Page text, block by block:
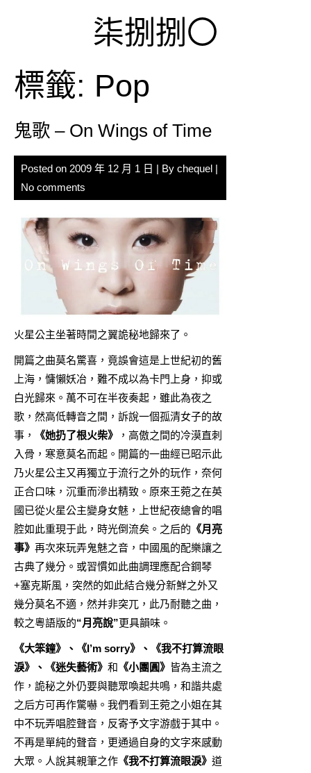
柒捌捌〇
標籤: Pop
鬼歌 – On Wings of Time
Posted on 2009 年 12 月 1 日 | By chequel |
No comments
火星公主坐著時間之翼詭秘地歸來了。
開篇之曲莫名驚喜，竟誤會這是上世紀初的舊
上海，慵懶妖冶，難不成以為卡門上身，抑或
白光歸來。萬不可在半夜奏起，雖此為夜之
歌，然高低轉音之間，訴說一個孤清女子的故
事，
《她扔了根火柴》
，高傲之間的冷漠直刺
入骨，寒意莫名而起。開篇的一曲經已昭示此
乃火星公主又再獨立于流行之外的玩作，奈何
正合口味，沉重而滲出精致。原來王菀之在英
國已從火星公主變身女魅，上世紀夜總會的唱
腔如此重現于此，時光倒流矣。之后的 《月亮
事》 再次來玩弄鬼魅之音，中國風的配樂讓之
古典了幾分。或習慣如此曲調理應配合鋼琴
+塞克斯風，突然的如此結合幾分新鮮之外又
幾分莫名不適，然并非突兀，此乃耐聽之曲，
較之粵語版的“月亮說”更具韻味。
《大笨鐘》、《I’m sorry》、《我不打算流眼
淚》、《迷失藝術》 和 《小團圓》 皆為主流之
作，詭秘之外仍要與聽眾喚起共鳴，和諧共處
之后方可再作驚嚇。我們看到王菀之小姐在其
中不玩弄唱腔聲音，反寄予文字游戲于其中。
不再是單純的聲音，更通過自身的文字來感動
大眾。人說其親筆之作 《我不打算流眼淚》 道